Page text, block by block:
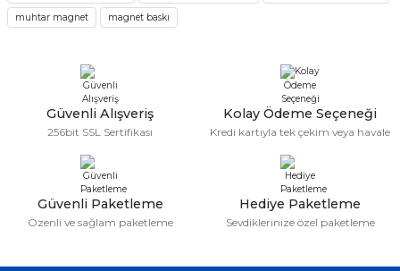
1.438,80 TL 346,80 TL
Muhtar Adayı Broşür
muhtar magnet magnet baskı
Güvenli Alışveriş
256bit SSL Sertifikası
Kolay Ödeme Seçeneği
Kredi kartıyla tek çekim veya havale
Güvenli Paketleme
Özenli ve sağlam paketleme
Hediye Paketleme
Sevdiklerinize özel paketleme